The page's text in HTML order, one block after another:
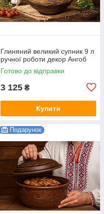
Глиняний великий супник 9 л
ручної роботи декор Ангоб
Готово до відправки
3 125 ₴
Купити
Подарунок